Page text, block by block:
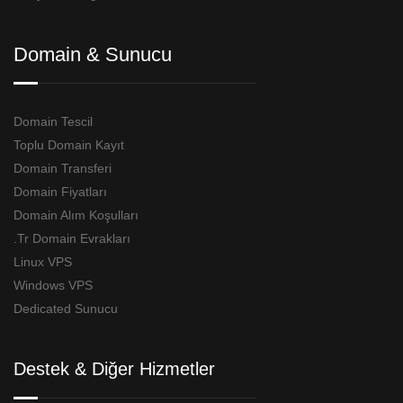
Domain & Sunucu
Domain Tescil
Toplu Domain Kayıt
Domain Transferi
Domain Fiyatları
Domain Alım Koşulları
.Tr Domain Evrakları
Linux VPS
Windows VPS
Dedicated Sunucu
Destek & Diğer Hizmetler